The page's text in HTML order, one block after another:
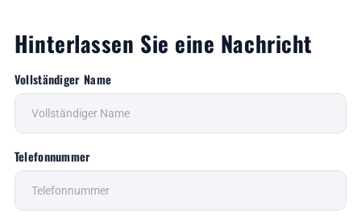
Hinterlassen Sie eine Nachricht
Vollständiger Name
Telefonnummer